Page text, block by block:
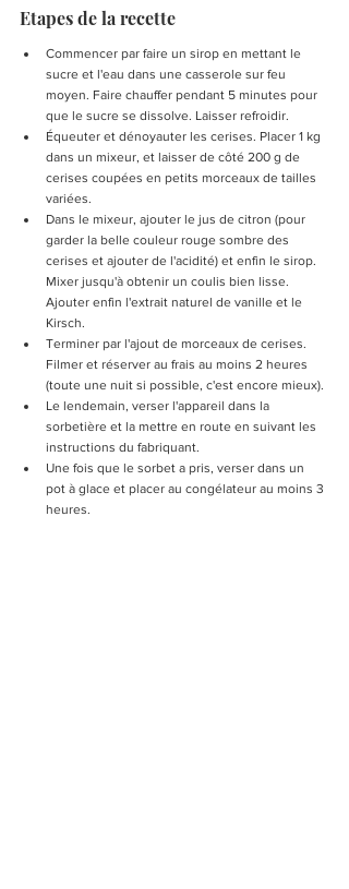
Etapes de la recette
Commencer par faire un sirop en mettant le
sucre et l'eau dans une casserole sur feu
moyen. Faire chauffer pendant 5 minutes pour
que le sucre se dissolve. Laisser refroidir.
Équeuter et dénoyauter les cerises. Placer 1 kg
dans un mixeur, et laisser de côté 200 g de
cerises coupées en petits morceaux de tailles
variées.
Dans le mixeur, ajouter le jus de citron (pour
garder la belle couleur rouge sombre des
cerises et ajouter de l'acidité) et enfin le sirop.
Mixer jusqu'à obtenir un coulis bien lisse.
Ajouter enfin l'extrait naturel de vanille et le
Kirsch.
Terminer par l'ajout de morceaux de cerises.
Filmer et réserver au frais au moins 2 heures
(toute une nuit si possible, c'est encore mieux).
Le lendemain, verser l'appareil dans la
sorbetière et la mettre en route en suivant les
instructions du fabriquant.
Une fois que le sorbet a pris, verser dans un
pot à glace et placer au congélateur au moins 3
heures.